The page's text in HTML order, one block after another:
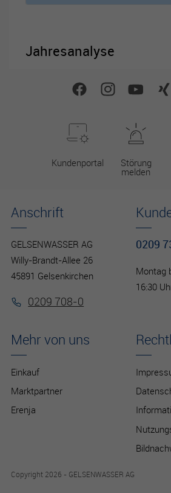
Jahresanalyse
Kundenportal Störung
melden
Mehr von uns
Einkauf
Marktpartner
Erenja
0209
Montag
16:30
Anschrift
GELSENWASSER AG
Willy-Brandt-Allee 26
45891 Gelsenkirchen
0209 708-0
Copyright 2026 - GELSENWASSER AG